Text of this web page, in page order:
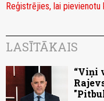
Reģistrējies, lai
LASĪTĀKAIS
“Viņi